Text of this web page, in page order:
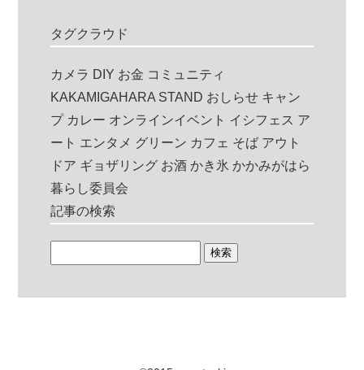
タグクラウド
カメラ DIY お金 コミュニティ
KAKAMIGAHARA STAND おしらせ キャン
プ カレー オンラインイベント イシフェス ア
ート エンタメ グリーン カフェ そば アウト
ドア ギョザリング お酒 かき氷 かかみがはら
暮らし委員会
記事の検索